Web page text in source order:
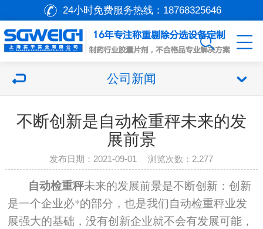
24小时免费服务热线： 18768325646
公司新闻
不断创新是自动检重秤未来的发
展前景
发布日期：2021-09-01 浏览次数： 2,277
自动检重秤未来的发展前景是不断创新：创新
是一个企业必*的部分，也是我们自动检重秤业发
展强大的基础，没有创新企业就不会有发展可能，